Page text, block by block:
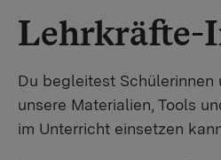
Lehrkräfte-
Du begleitest Schülerinnen
unsere Materialien, Tools
im Unterricht einsetzen